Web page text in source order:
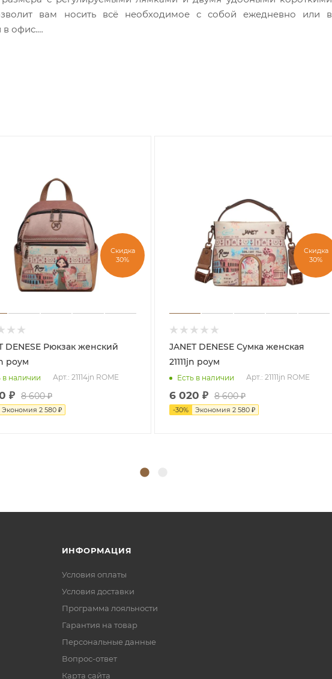
вам носить всё необходимое с собой ежедневно или в
в офис.
будет утонченным и изящным. Носите с собой JANET и наполняйте
Скидка
30%
Рюкзак женский
роум
в наличии Арт.: 21114jn ROME
₽ 8 600₽
Экономия 2 580 ₽
Скидка
30%
JANET DENESE Сумка женская
21111jn роум
Есть в наличии Арт.: 21111jn ROME
6 020 ₽ 8 600₽
-30% Экономия 2 580 ₽
ИНФОРМАЦИЯ
Условия оплаты
Условия доставки
Программа лояльности
Гарантия на товар
Персональные данные
Вопрос-ответ
Карта сайта